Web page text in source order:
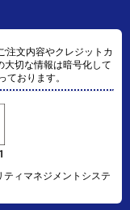
注文内容やクレジットカ
大切な情報は暗号化して
おります。
ィマネジメントシステ